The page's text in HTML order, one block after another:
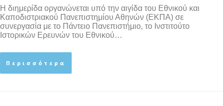
Η διημερίδα οργανώνεται υπό την αιγίδα του Εθνικού και
Καποδιστριακού Πανεπιστημίου Αθηνών (ΕΚΠΑ) σε
συνεργασία με το Πάντειο Πανεπιστήμιο, το Ινστιτούτο
Ιστορικών Ερευνών του Εθνικού…
Περισσότερα